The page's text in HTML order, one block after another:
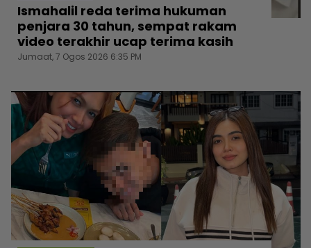
Ismahalil reda terima hukuman
penjara 30 tahun, sempat rakam
video terakhir ucap terima kasih
Jumaat, 7 Ogos 2026 6:35 PM